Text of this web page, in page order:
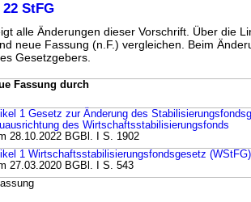
22 StFG
alle Änderungen dieser Vorschrift. Über die
neue Fassung (n.F.) vergleichen. Beim
Gesetzgebers.
Fassung durch
1 Gesetz zur Änderung des
des Wirtschaftsstabilisierungsfonds
28.10.2022 BGBl. I S. 1902
1 Wirtschaftsstabilisierungsfondsgesetz (WStFG)
27.03.2020 BGBl. I S. 543